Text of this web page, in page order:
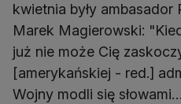
kwietnia były ambasador
Marek Magierowski:
już nie może Cię
[amerykańskiej - red.]
Wojny modli się